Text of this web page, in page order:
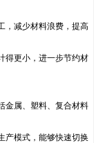
，减少材料浪费，提高
得更小，进一步节约材
金属、塑料、复合材料
产模式，能够快速切换